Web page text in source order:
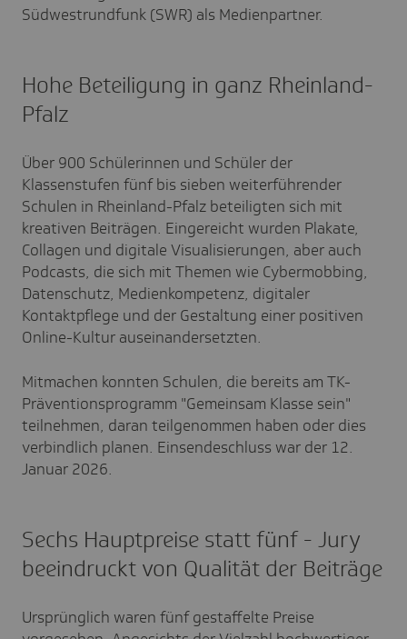
Südwestrundfunk (SWR) als Medienpartner.
Hohe Beteiligung in ganz Rheinland-
Pfalz
Über 900 Schülerinnen und Schüler der
Klassenstufen fünf bis sieben weiterführender
Schulen in Rheinland-Pfalz beteiligten sich mit
kreativen Beiträgen. Eingereicht wurden Plakate,
Collagen und digitale Visualisierungen, aber auch
Podcasts, die sich mit Themen wie Cybermobbing,
Datenschutz, Medienkompetenz, digitaler
Kontaktpflege und der Gestaltung einer positiven
Online-Kultur auseinandersetzten.
Mitmachen konnten Schulen, die bereits am TK-
Präventionsprogramm "Gemeinsam Klasse sein"
teilnehmen, daran teilgenommen haben oder dies
verbindlich planen. Einsendeschluss war der 12.
Januar 2026.
Sechs Hauptpreise statt fünf - Jury
beeindruckt von Qualität der Beiträge
Ursprünglich waren fünf gestaffelte Preise